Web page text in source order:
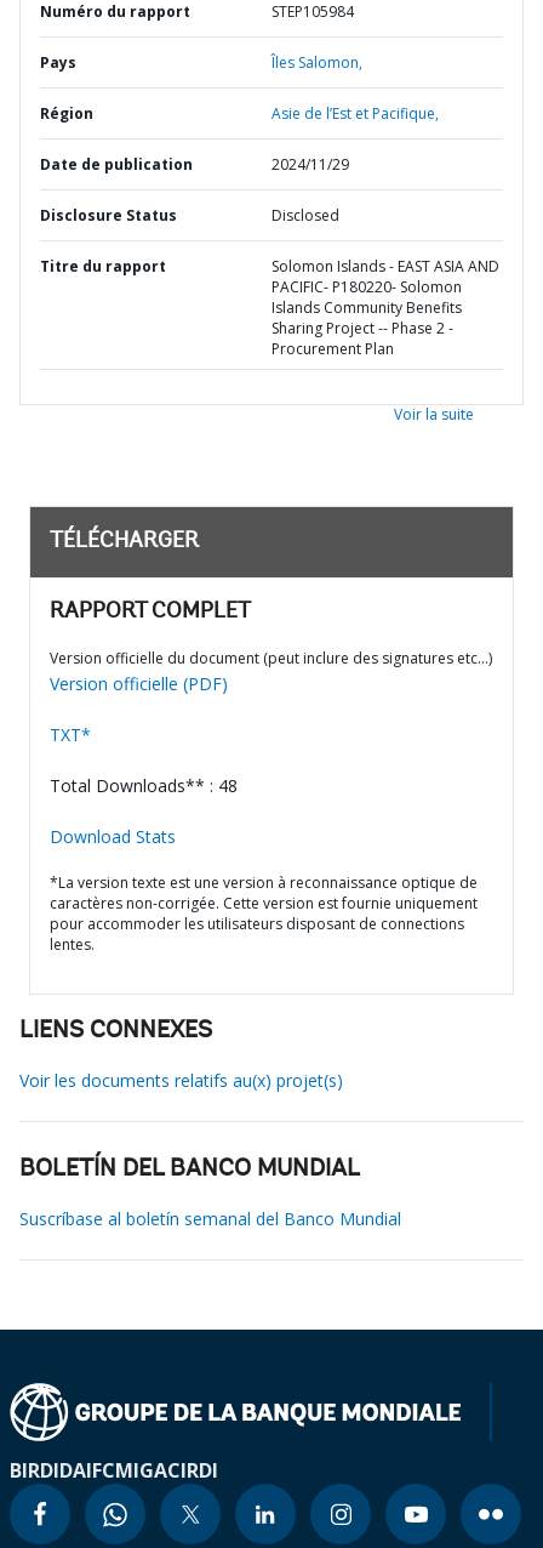
Numéro du rapport STEP105984
Pays Îles Salomon,
Région Asie de l’Est et Pacifique,
Date de publication 2024/11/29
Disclosure Status Disclosed
Titre du rapport
Solomon Islands - EAST ASIA AND
PACIFIC- P180220- Solomon
Islands Community Benefits
Sharing Project -- Phase 2 -
Procurement Plan
Voir la suite
TÉLÉCHARGER
RAPPORT COMPLET
Version officielle du document (peut inclure des signatures etc…)
Version officielle (PDF)
TXT*
Total Downloads** : 48
Download Stats
*La version texte est une version à reconnaissance optique de
caractères non-corrigée. Cette version est fournie uniquement
pour accommoder les utilisateurs disposant de connections
lentes.
LIENS CONNEXES
Voir les documents relatifs au(x) projet(s)
BOLETÍN DEL BANCO MUNDIAL
Suscríbase al boletín semanal del Banco Mundial
BIRDIDAIFCMIGACIRDI